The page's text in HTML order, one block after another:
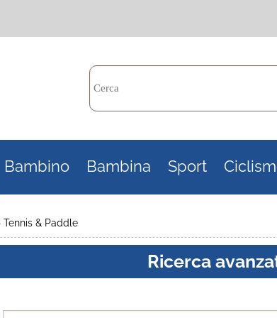
il
Bambino Bambina Sport
Tennis & Paddle
Ricerca